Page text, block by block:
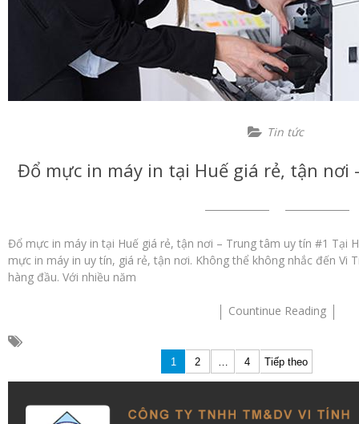
Tin tức
Đổ mực in máy in tại Huế giá rẻ, tận
Đổ mực in máy in tại Huế giá rẻ, tận nơi – Trung tâm uy tín #1 Tại
mực in máy in uy tín, giá rẻ, tận nơi. Không thể không nhắc đến Vi
hàng đầu. Với nhiều năm
Countinue Reading
trang
1 2 4 Tiếp theo